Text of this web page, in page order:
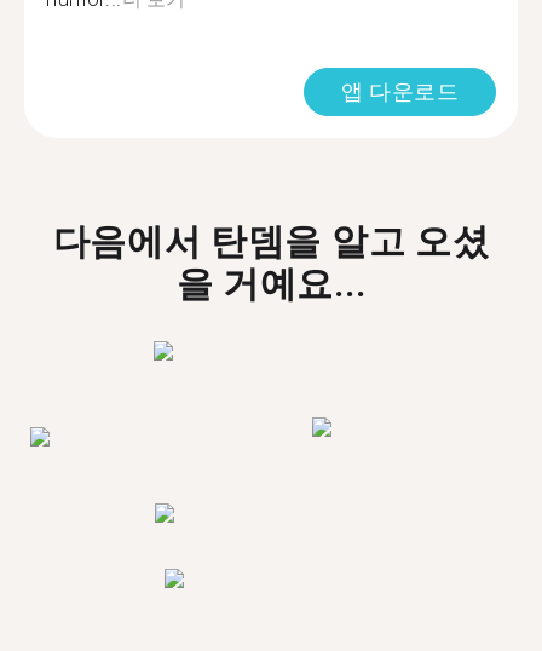
앱 다운로드
다음에서 탄뎀을 알고 오셨
을 거예요...